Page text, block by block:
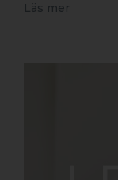
Läs mer